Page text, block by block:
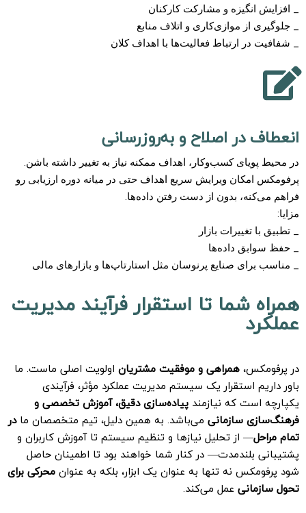
_ افزایش انگیزه و مشارکت کارکنان
_ جلوگیری از موازی‌کاری و اتلاف منابع
_ شفافیت در ارتباط فعالیت‌ها با اهداف کلان
انعطاف در اصلاح و به‌روزرسانی
در محیط پویای کسب‌وکار، اهداف ممکنه نیاز به تغییر داشته باشن.
پرفومکس امکان ویرایش سریع اهداف حتی در میانه دوره ارزیابی رو
فراهم می‌کنه، بدون از دست رفتن داده‌ها.
مزایا:
_ تطبیق با تغییرات بازار
_ حفظ سوابق داده‌ها
_ مناسب برای صنایع پرنوسان مثل استارتاپ‌ها و بازارهای مالی
همراه شما تا استقرار فرآیند مدیریت
عملکرد
در پرفومکس،همراهی و موفقیت مشتریان اولویت اصلی ماست. ما
باور داریم استقرار یک سیستم مدیریت عملکرد مؤثر، فرآیندی
یکپارچه است که نیازمند پیاده‌سازی دقیق، آموزش تخصصی و
فرهنگ‌سازی سازمانی می‌باشد. به همین دلیل، تیم متخصصان مادر
تمام مراحل— از تحلیل نیازها و تنظیم سیستم تا آموزش کاربران و
پشتیبانی بلندمدت— در کنار شما خواهند بود تا اطمینان حاصل
شود پرفومکس نه تنها به عنوان یک ابزار، بلکه به عنوانمحرکی برای
تحول سازمانی عمل می‌کند.